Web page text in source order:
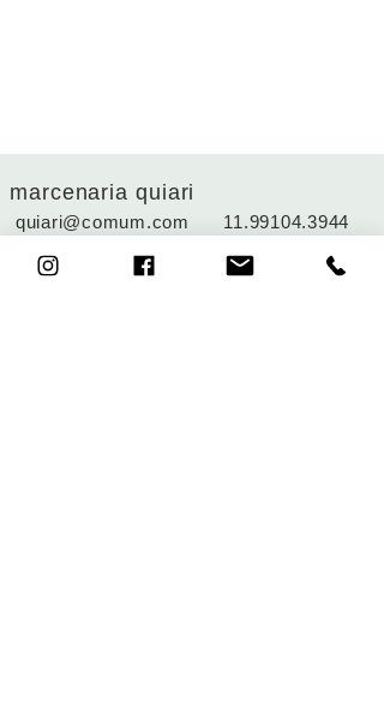
marcenaria quiari
quiari@comum.com 11.99104.3944